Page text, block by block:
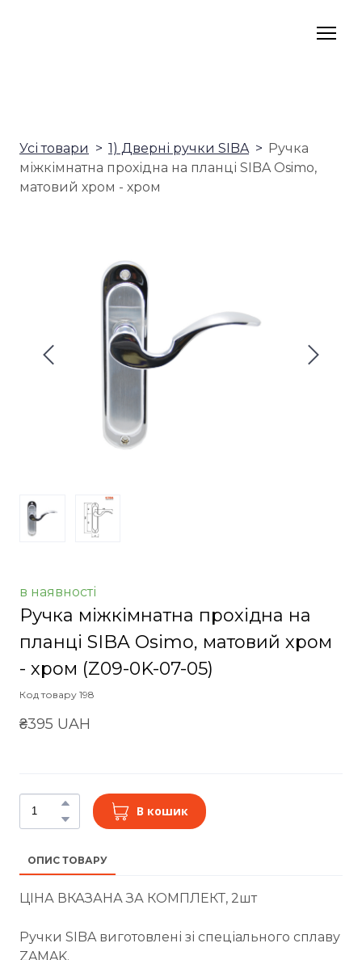
Усі товари 1) Дверні ручки SIBA
Ручка
міжкімнатна прохідна на планці SIBA Osimo,
матовий хром - хром
в наявності
Ручка міжкімнатна прохідна на
планці SIBA Osimo, матовий хром
- хром (Z09-0K-07-05)
Код товару 198
₴395 UAH
В кошик
ОПИС ТОВАРУ
ЦІНА ВКАЗАНА ЗА КОМПЛЕКТ, 2шт
Ручки SIBA виготовлені зі спеціального сплаву
ZAMAK.